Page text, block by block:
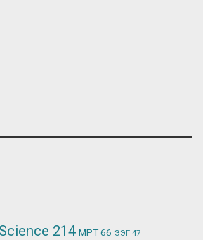
214 МРТ66 ЭЭГ 47